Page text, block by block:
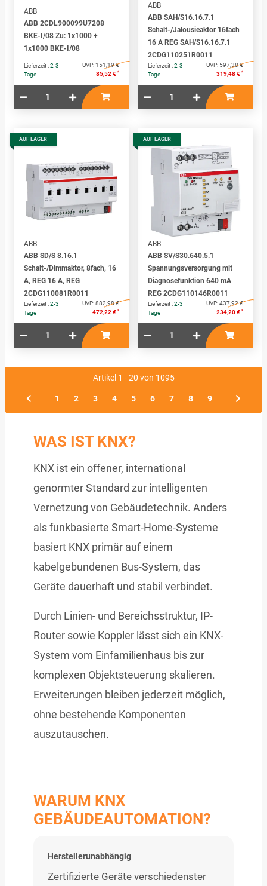
ABB
ABB 2CDL900099U7208
BKE-I/08 Zu: 1x1000 +
1x1000 BKE-I/08
Lieferzeit :2-3
Tage
UVP:151,19 €
85,52 € *
ABB
ABB SAH/S16.16.7.1
Schalt-/Jalousieaktor 16fach
16 A REG SAH/S16.16.7.1
2CDG110251R0011
Lieferzeit :2-3
Tage
UVP: 597,38 €
319,48 € *
AUF LAGER
ABB
ABB SD/S 8.16.1
Schalt-/Dimmaktor, 8fach, 16
A, REG 16 A, REG
2CDG110081R0011
Lieferzeit :2-3
Tage
UVP:882,98 €
472,22 € *
AUF LAGER
ABB
ABB SV/S30.640.5.1
Spannungsversorgung mit
Diagnosefunktion 640 mA
REG 2CDG110146R0011
Lieferzeit :2-3
Tage
UVP:437,92 €
234,20 € *
Artikel 1 - 20 von 1095
1 2 3 4 5 6 7 8 9
WAS IST KNX?
KNX ist ein offener, international
genormter Standard zur intelligenten
Vernetzung von Gebäudetechnik. Anders
als funkbasierte Smart-Home-Systeme
basiert KNX primär auf einem
kabelgebundenen Bus-System, das
Geräte dauerhaft und stabil verbindet.
Durch Linien- und Bereichsstruktur, IP-
Router sowie Koppler lässt sich ein KNX-
System vom Einfamilienhaus bis zur
komplexen Objektsteuerung skalieren.
Erweiterungen bleiben jederzeit möglich,
ohne bestehende Komponenten
auszutauschen.
WARUM KNX
GEBÄUDEAUTOMATION?
Herstellerunabhängig
Zertifizierte Geräte verschiedenster